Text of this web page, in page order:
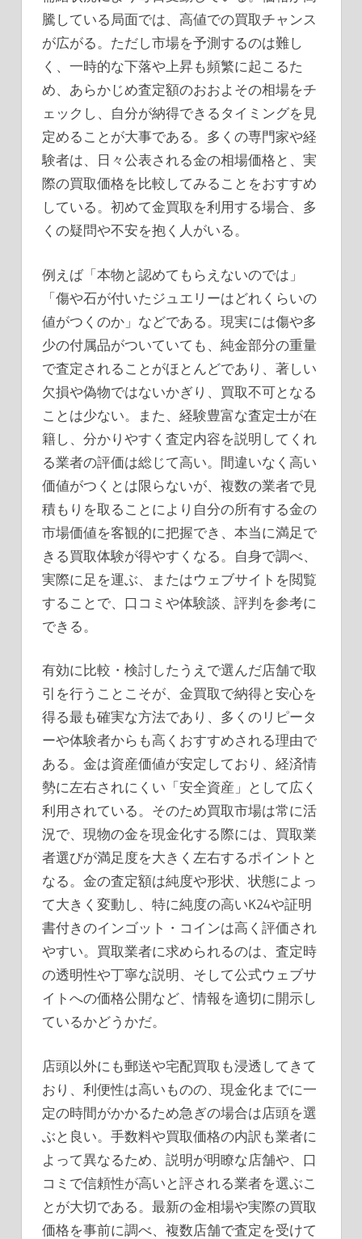
騰している局面では、高値での買取チャンス
が広がる。ただし市場を予測するのは難し
く、一時的な下落や上昇も頻繁に起こるた
め、あらかじめ査定額のおおよその相場をチ
ェックし、自分が納得できるタイミングを見
定めることが大事である。多くの専門家や経
験者は、日々公表される金の相場価格と、実
際の買取価格を比較してみることをおすすめ
している。初めて金買取を利用する場合、多
くの疑問や不安を抱く人がいる。
例えば「本物と認めてもらえないのでは」
「傷や石が付いたジュエリーはどれくらいの
値がつくのか」などである。現実には傷や多
少の付属品がついていても、純金部分の重量
で査定されることがほとんどであり、著しい
欠損や偽物ではないかぎり、買取不可となる
ことは少ない。また、経験豊富な査定士が在
籍し、分かりやすく査定内容を説明してくれ
る業者の評価は総じて高い。間違いなく高い
価値がつくとは限らないが、複数の業者で見
積もりを取ることにより自分の所有する金の
市場価値を客観的に把握でき、本当に満足で
きる買取体験が得やすくなる。自身で調べ、
実際に足を運ぶ、またはウェブサイトを閲覧
することで、口コミや体験談、評判を参考に
できる。
有効に比較・検討したうえで選んだ店舗で取
引を行うことこそが、金買取で納得と安心を
得る最も確実な方法であり、多くのリピータ
ーや体験者からも高くおすすめされる理由で
ある。金は資産価値が安定しており、経済情
勢に左右されにくい「安全資産」として広く
利用されている。そのため買取市場は常に活
況で、現物の金を現金化する際には、買取業
者選びが満足度を大きく左右するポイントと
なる。金の査定額は純度や形状、状態によっ
て大きく変動し、特に純度の高いK24や証明
書付きのインゴット・コインは高く評価され
やすい。買取業者に求められるのは、査定時
の透明性や丁寧な説明、そして公式ウェブサ
イトへの価格公開など、情報を適切に開示し
ているかどうかだ。
店頭以外にも郵送や宅配買取も浸透してきて
おり、利便性は高いものの、現金化までに一
定の時間がかかるため急ぎの場合は店頭を選
ぶと良い。手数料や買取価格の内訳も業者に
よって異なるため、説明が明瞭な店舗や、口
コミで信頼性が高いと評される業者を選ぶこ
とが大切である。最新の金相場や実際の買取
価格を事前に調べ、複数店舗で査定を受けて